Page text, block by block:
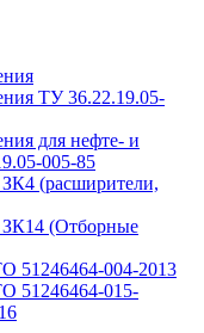
ТУ 36.22.19.05-
для нефте- и
005-85
(расширители,
ЗК14 (Отборные
51246464-004-2013
51246464-015-